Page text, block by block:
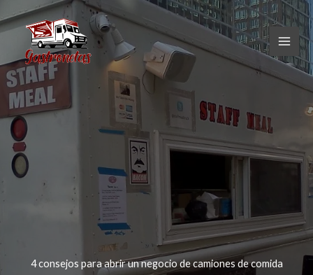
al
contenido
4 consejos para abrir un negocio de camiones de comida